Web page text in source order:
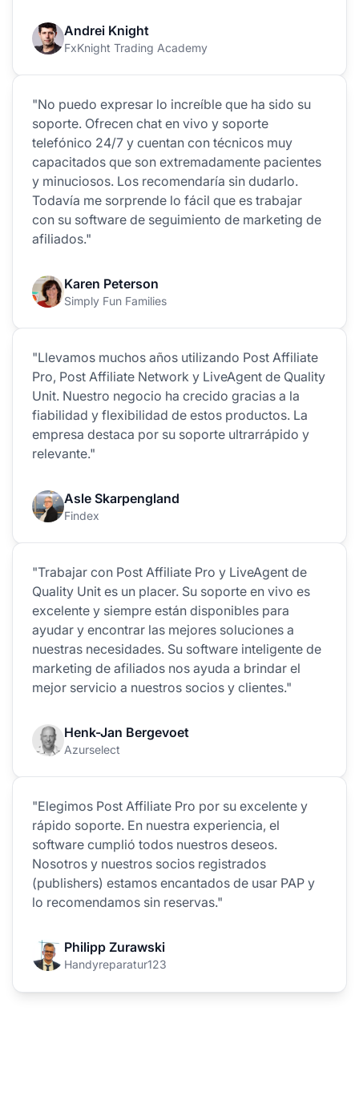
Andrei Knight
FxKnight Trading Academy
"No puedo expresar lo increíble que ha sido su
soporte. Ofrecen chat en vivo y soporte
telefónico 24/7 y cuentan con técnicos muy
capacitados que son extremadamente pacientes
y minuciosos. Los recomendaría sin dudarlo.
Todavía me sorprende lo fácil que es trabajar
con su software de seguimiento de marketing de
afiliados."
Karen Peterson
Simply Fun Families
"Llevamos muchos años utilizando Post Affiliate
Pro, Post Affiliate Network y LiveAgent de Quality
Unit. Nuestro negocio ha crecido gracias a la
fiabilidad y flexibilidad de estos productos. La
empresa destaca por su soporte ultrarrápido y
relevante."
Asle Skarpengland
Findex
"Trabajar con Post Affiliate Pro y LiveAgent de
Quality Unit es un placer. Su soporte en vivo es
excelente y siempre están disponibles para
ayudar y encontrar las mejores soluciones a
nuestras necesidades. Su software inteligente de
marketing de afiliados nos ayuda a brindar el
mejor servicio a nuestros socios y clientes."
Henk-Jan Bergevoet
Azurselect
"Elegimos Post Affiliate Pro por su excelente y
rápido soporte. En nuestra experiencia, el
software cumplió todos nuestros deseos.
Nosotros y nuestros socios registrados
(publishers) estamos encantados de usar PAP y
lo recomendamos sin reservas."
Philipp Zurawski
Handyreparatur123